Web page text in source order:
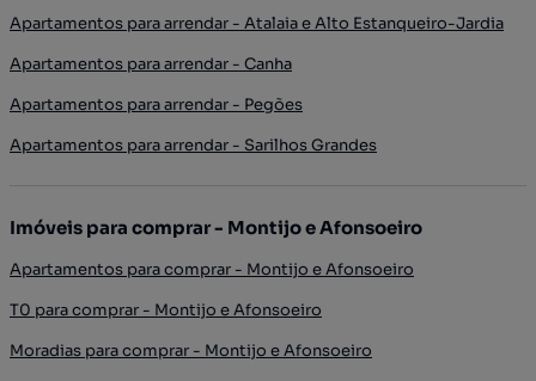
Apartamentos para arrendar - Atalaia e Alto Estanqueiro-Jardia
Apartamentos para arrendar - Canha
Apartamentos para arrendar - Pegões
Apartamentos para arrendar - Sarilhos Grandes
Imóveis para comprar - Montijo e Afonsoeiro
Apartamentos para comprar - Montijo e Afonsoeiro
T0 para comprar - Montijo e Afonsoeiro
Moradias para comprar - Montijo e Afonsoeiro